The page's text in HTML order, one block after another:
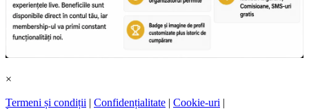
×
Termeni și condiții | Confidențialitate | Cookie-uri |